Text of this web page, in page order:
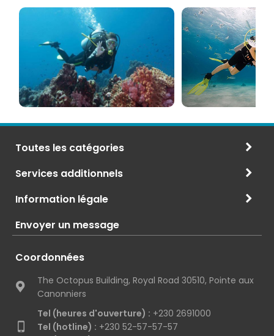
de
Sous-
marine
à
Maurice
Toutes les catégories
Services additionnels
Information légale
Envoyer un message
Coordonnées
The Octopus Building, Royal Road 30510, Pointe aux
Canonniers
Tel (heures d'ouverture) : +230 2691000
Tel (hotline) : +230 52-57-57-57